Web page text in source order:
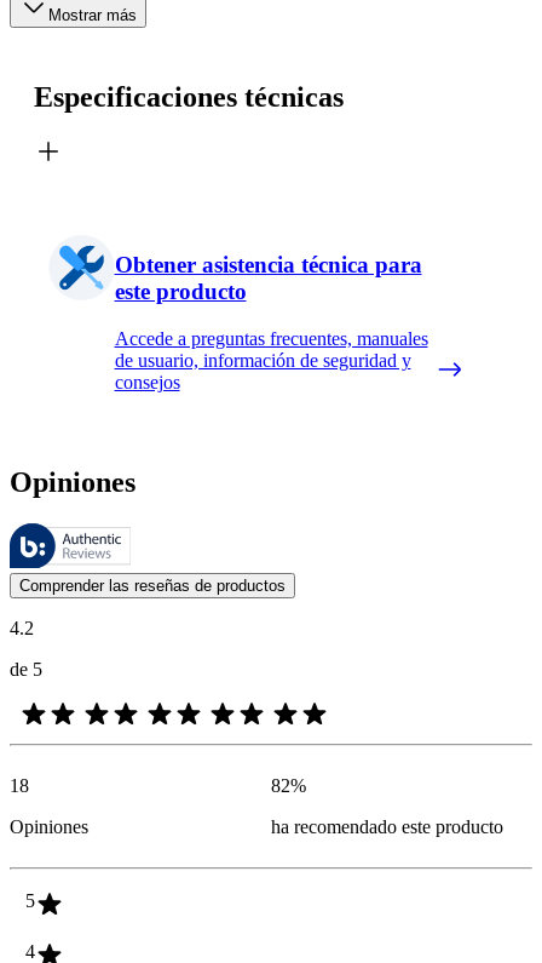
Mostrar más
Especificaciones técnicas
Obtener asistencia técnica para
este producto
Accede a preguntas frecuentes, manuales
de usuario, información de seguridad y
consejos
Opiniones
Estas reseñas las gestiona Bazaarvoice y cumplen con la política de
Las opiniones de los clientes en forma de reseñas de productos y
Comprender las reseñas de productos
4.2
de 5
18
Opiniones
82%
ha recomendado este producto
5
4